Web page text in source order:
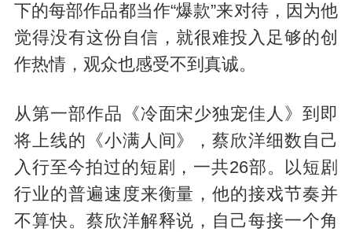
下的每部作品都当作“爆款”来对待，因为他
觉得没有这份自信，就很难投入足够的创
作热情，观众也感受不到真诚。
从第一部作品《冷面宋少独宠佳人》到即
将上线的《小满人间》，蔡欣洋细数自己
入行至今拍过的短剧，一共26部。以短剧
行业的普遍速度来衡量，他的接戏节奏并
不算快。蔡欣洋解释说，自己每接一个角